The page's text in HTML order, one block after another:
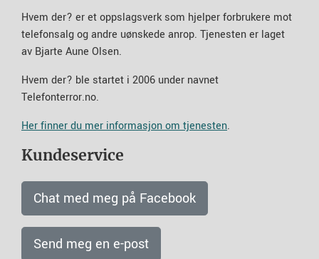
Hvem der? er et oppslagsverk som hjelper forbrukere mot
telefonsalg og andre uønskede anrop. Tjenesten er laget
av Bjarte Aune Olsen.
Hvem der? ble startet i 2006 under navnet
Telefonterror.no.
Her finner du mer informasjon om tjenesten.
Kundeservice
Chat med meg på Facebook
Send meg en e-post